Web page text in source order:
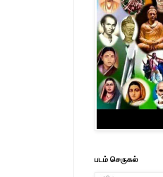
படம் செருகல்